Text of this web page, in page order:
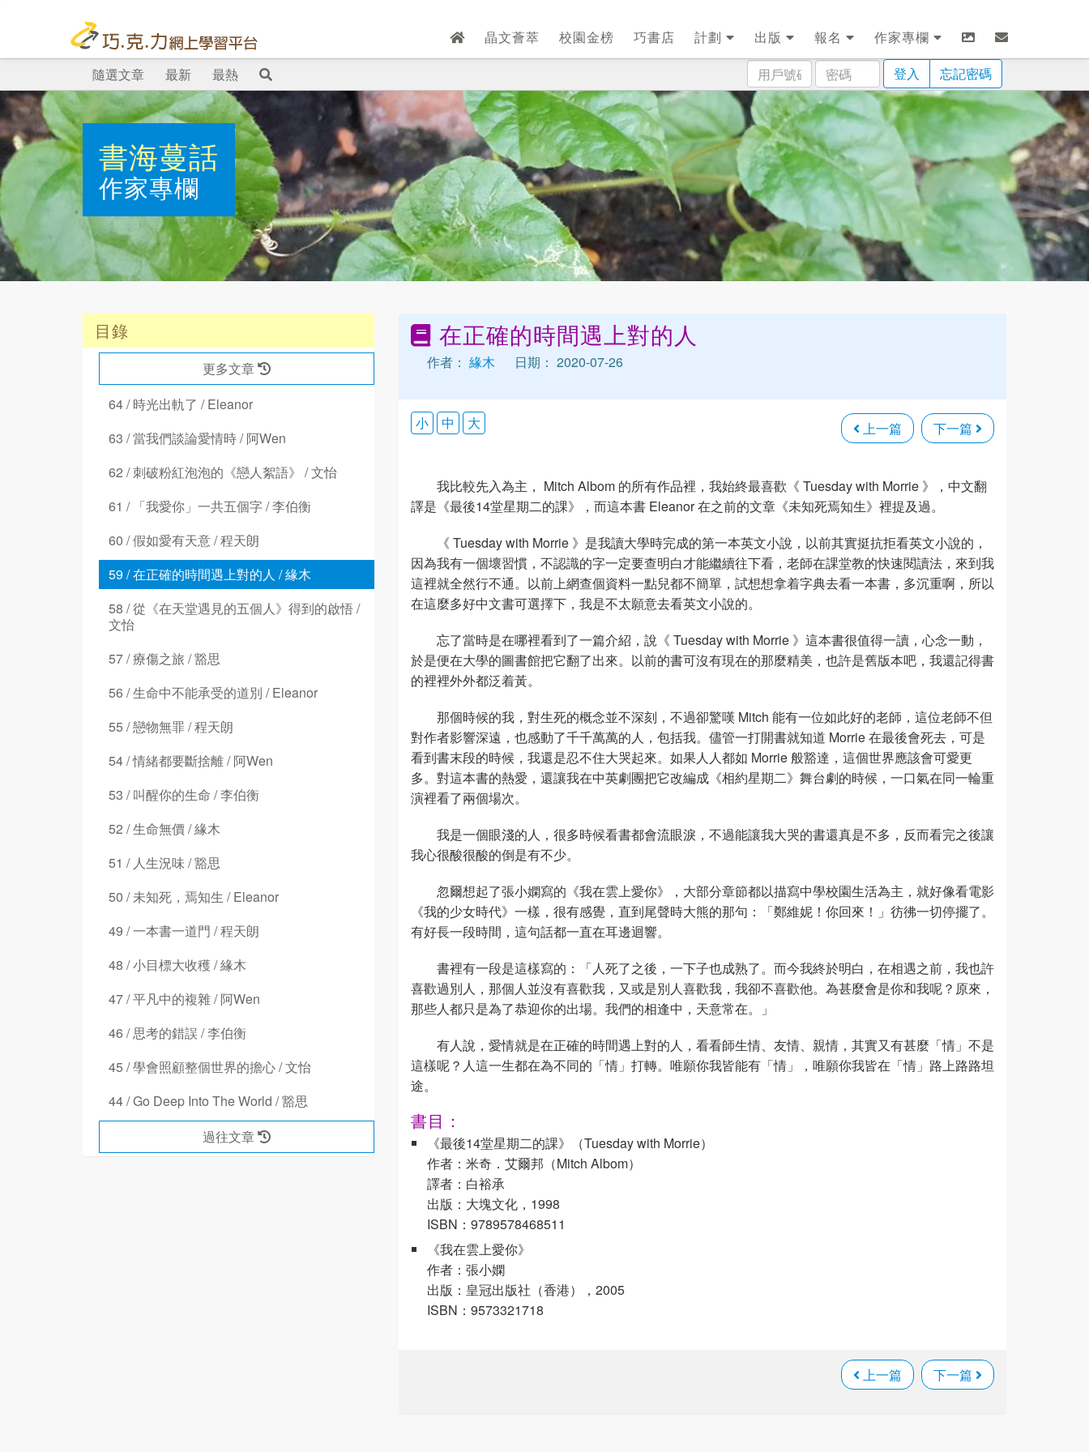
晶文薈萃 校園金榜 巧書店 計劃 出版 報名
作家專欄
用
戶
號
碼
密
碼
登入 忘記密碼
隨選文章 最新 最熱
書海蔓話
作家專欄
目錄
更多文章
64 / 時光出軌了 / Eleanor
63 / 當我們談論愛情時 / 阿Wen
62 / 刺破粉紅泡泡的《戀人絮語》 / 文怡
61 / 「我愛你」一共五個字 / 李伯衡
60 / 假如愛有天意 / 程天朗
59 / 在正確的時間遇上對的人 / 緣木
58 / 從《在天堂遇見的五個人》得到的啟悟 /
文怡
57 / 療傷之旅 / 豁思
56 / 生命中不能承受的道別 / Eleanor
55 / 戀物無罪 / 程天朗
54 / 情緒都要斷捨離 / 阿Wen
53 / 叫醒你的生命 / 李伯衡
52 / 生命無價 / 緣木
51 / 人生況味 / 豁思
50 / 未知死，焉知生 / Eleanor
49 / 一本書一道門 / 程天朗
48 / 小目標大收穫 / 緣木
47 / 平凡中的複雜 / 阿Wen
46 / 思考的錯誤 / 李伯衡
45 / 學會照顧整個世界的擔心 / 文怡
44 / Go Deep Into The World / 豁思
過往文章
在正確的時間遇上對的人
作者： 緣木 日期： 2020-07-26
上一篇 下一篇
小 中 大
我比較先入為主， Mitch Albom 的所有作品裡，我始終最喜歡《 Tuesday with Morrie 》，中文翻
譯是《最後14堂星期二的課》，而這本書 Eleanor 在之前的文章《未知死焉知生》裡提及過。
《 Tuesday with Morrie 》是我讀大學時完成的第一本英文小說，以前其實挺抗拒看英文小說的，
因為我有一個壞習慣，不認識的字一定要查明白才能繼續往下看，老師在課堂教的快速閱讀法，來到我
這裡就全然行不通。以前上網查個資料一點兒都不簡單，試想想拿着字典去看一本書，多沉重啊，所以
在這麼多好中文書可選擇下，我是不太願意去看英文小說的。
忘了當時是在哪裡看到了一篇介紹，說《 Tuesday with Morrie 》這本書很值得一讀，心念一動，
於是便在大學的圖書館把它翻了出來。以前的書可沒有現在的那麼精美，也許是舊版本吧，我還記得書
的裡裡外外都泛着黃。
那個時候的我，對生死的概念並不深刻，不過卻驚嘆 Mitch 能有一位如此好的老師，這位老師不但
對作者影響深遠，也感動了千千萬萬的人，包括我。儘管一打開書就知道 Morrie 在最後會死去，可是
看到書末段的時候，我還是忍不住大哭起來。如果人人都如 Morrie 般豁達，這個世界應該會可愛更
多。對這本書的熱愛，還讓我在中英劇團把它改編成《相約星期二》舞台劇的時候，一口氣在同一輪重
演裡看了兩個場次。
我是一個眼淺的人，很多時候看書都會流眼淚，不過能讓我大哭的書還真是不多，反而看完之後讓
我心很酸很酸的倒是有不少。
忽爾想起了張小嫻寫的《我在雲上愛你》，大部分章節都以描寫中學校園生活為主，就好像看電影
《我的少女時代》一樣，很有感覺，直到尾聲時大熊的那句：「鄭維妮！你回來！」彷彿一切停擺了。
有好長一段時間，這句話都一直在耳邊迴響。
書裡有一段是這樣寫的：「人死了之後，一下子也成熟了。而今我終於明白，在相遇之前，我也許
喜歡過別人，那個人並沒有喜歡我，又或是別人喜歡我，我卻不喜歡他。為甚麼會是你和我呢？原來，
那些人都只是為了恭迎你的出場。我們的相逢中，天意常在。」
有人說，愛情就是在正確的時間遇上對的人，看看師生情、友情、親情，其實又有甚麼「情」不是
這樣呢？人這一生都在為不同的「情」打轉。唯願你我皆能有「情」，唯願你我皆在「情」路上路路坦
途。
書目：
《最後14堂星期二的課》（Tuesday with Morrie）
作者：米奇．艾爾邦（Mitch Albom）
譯者：白裕承
出版：大塊文化，1998
ISBN：9789578468511
《我在雲上愛你》
作者：張小嫻
出版：皇冠出版社（香港），2005
ISBN：9573321718
上一篇 下一篇